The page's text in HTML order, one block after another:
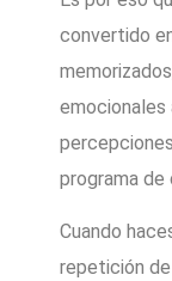
convertido
emocionales
programa de
Cuando
repetición